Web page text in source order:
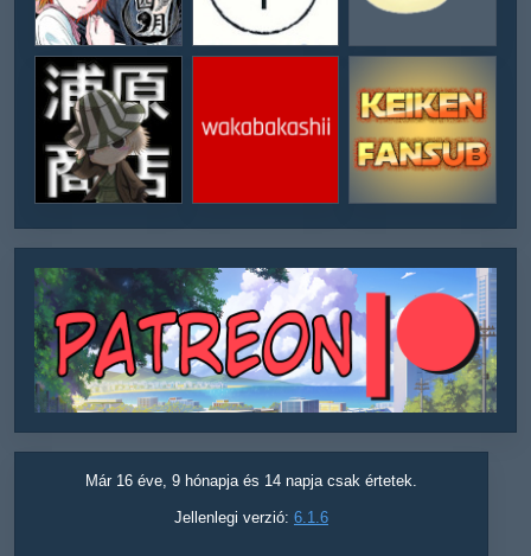
Már 16 éve, 9 hónapja és 14 napja csak értetek.
Jellenlegi verzió: 6.1.6